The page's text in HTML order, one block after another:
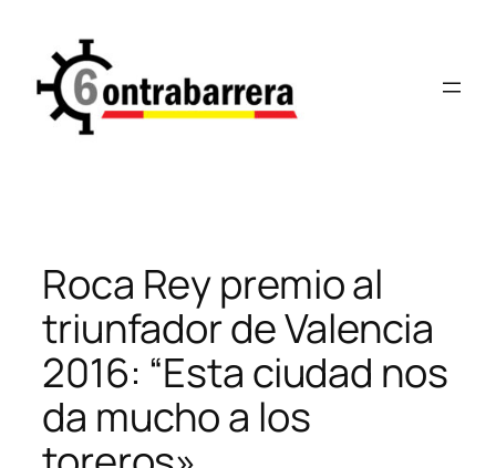
contenido
Roca Rey premio al
triunfador de Valencia
2016: “Esta ciudad nos
da mucho a los